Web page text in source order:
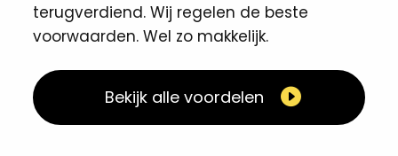
terugverdiend. Wij regelen de beste
voorwaarden. Wel zo makkelijk. ​
Bekijk alle voordelen